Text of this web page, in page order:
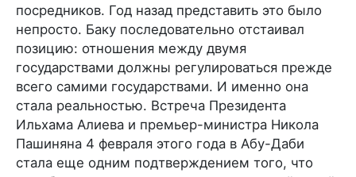
посредников. Год назад представить это было
непросто. Баку последовательно отстаивал
позицию: отношения между двумя
государствами должны регулироваться прежде
всего самими государствами. И именно она
стала реальностью. Встреча Президента
Ильхама Алиева и премьер-министра Никола
Пашиняна 4 февраля этого года в Абу-Даби
стала еще одним подтверждением того, что